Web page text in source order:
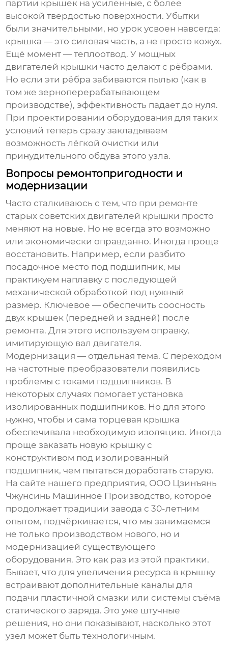
партии крышек на усиленные, с более
высокой твёрдостью поверхности. Убытки
были значительными, но урок усвоен навсегда:
крышка — это силовая часть, а не просто кожух.
Ещё момент — теплоотвод. У мощных
двигателей крышки часто делают с рёбрами.
Но если эти рёбра забиваются пылью (как в
том же зерноперерабатывающем
производстве), эффективность падает до нуля.
При проектировании оборудования для таких
условий теперь сразу закладываем
возможность лёгкой очистки или
принудительного обдува этого узла.
Вопросы ремонтопригодности и
модернизации
Часто сталкиваюсь с тем, что при ремонте
старых советских двигателей крышки просто
меняют на новые. Но не всегда это возможно
или экономически оправданно. Иногда проще
восстановить. Например, если разбито
посадочное место под подшипник, мы
практикуем наплавку с последующей
механической обработкой под нужный
размер. Ключевое — обеспечить соосность
двух крышек (передней и задней) после
ремонта. Для этого используем оправку,
имитирующую вал двигателя.
Модернизация — отдельная тема. С переходом
на частотные преобразователи появились
проблемы с токами подшипников. В
некоторых случаях помогает установка
изолированных подшипников. Но для этого
нужно, чтобы и саматорцевая крышка
обеспечивала необходимую изоляцию. Иногда
проще заказать новую крышку с
конструктивом под изолированный
подшипник, чем пытаться доработать старую.
На сайте нашего предприятия, ООО Цзинъянь
Чжунсинь Машинное Производство, которое
продолжает традиции завода с 30-летним
опытом, подчёркивается, что мы занимаемся
не только производством нового, но и
модернизацией существующего
оборудования. Это как раз из этой практики.
Бывает, что для увеличения ресурса в крышку
встраивают дополнительные каналы для
подачи пластичной смазки или системы съёма
статического заряда. Это уже штучные
решения, но они показывают, насколько этот
узел может быть технологичным.